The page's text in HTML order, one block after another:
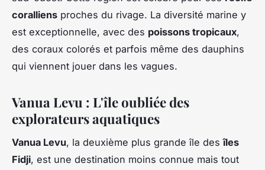
coralliens proches du rivage. La diversité marine y
est exceptionnelle, avec des poissons tropicaux,
des coraux colorés et parfois même des dauphins
qui viennent jouer dans les vagues.
Vanua Levu : L'île oubliée des
explorateurs aquatiques
Vanua Levu, la deuxième plus grande île desîles
Fidji, est une destination moins connue mais tout